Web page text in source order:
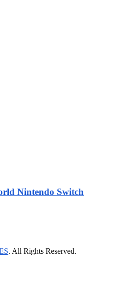
Nintendo Switch
. All Rights Reserved.